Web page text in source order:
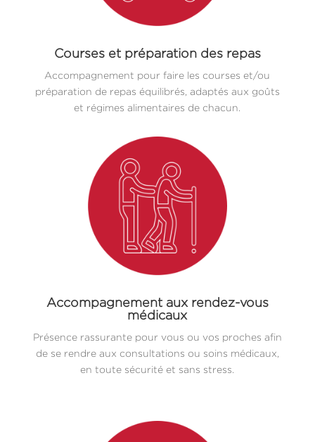
Courses et préparation des repas
Accompagnement pour faire les courses et/ou
préparation de repas équilibrés, adaptés aux goûts
et régimes alimentaires de chacun.
Accompagnement aux rendez-vous
médicaux
Présence rassurante pour vous ou vos proches afin
de se rendre aux consultations ou soins médicaux,
en toute sécurité et sans stress.